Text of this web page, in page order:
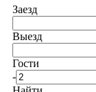
Заезд
Выезд
Гости
-